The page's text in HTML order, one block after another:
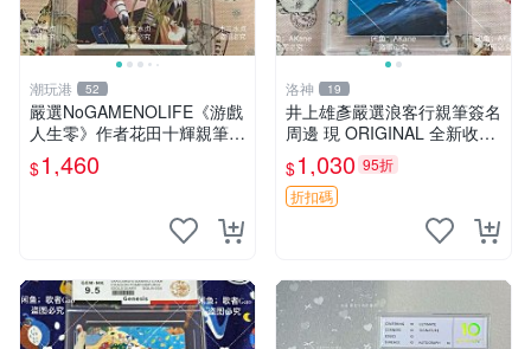
潮玩港 52
嚴選NoGAMENOLIFE《游戲
人生零》作者花田十輝親筆簽
名照片，3英寸真品收藏。簽
名經典角色周邊推薦收藏。
$1,460
洛神 19
井上雄彥嚴選浪客行親筆簽名
周邊 現 ORIGINAL 全新收藏
相框附卡磚 尺寸適中 浪客行
筆 記念照
$1,030 95折
折扣碼